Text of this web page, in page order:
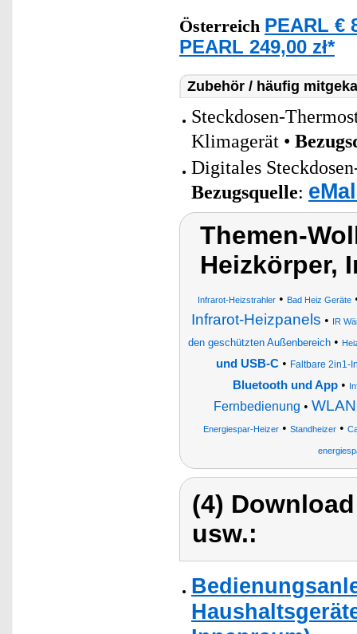
Österreich PEARL €
PEARL 249,00 zł*
Zubehör / häufig
Steckdosen-
Klimagerät •
Digitales
Bezugsquelle:
Themen-
Heizkörper,
Infrarot-Heizstrahler• Bad Heiz Geräte
Infrarot-Heizpanels • IR
den geschützten Außenbereich •
und USB-C• Faltbare 2in1-
Bluetooth und App•
Fernbedienung •
Energiespar-Heizer • Standheizer •
(4)
usw.: